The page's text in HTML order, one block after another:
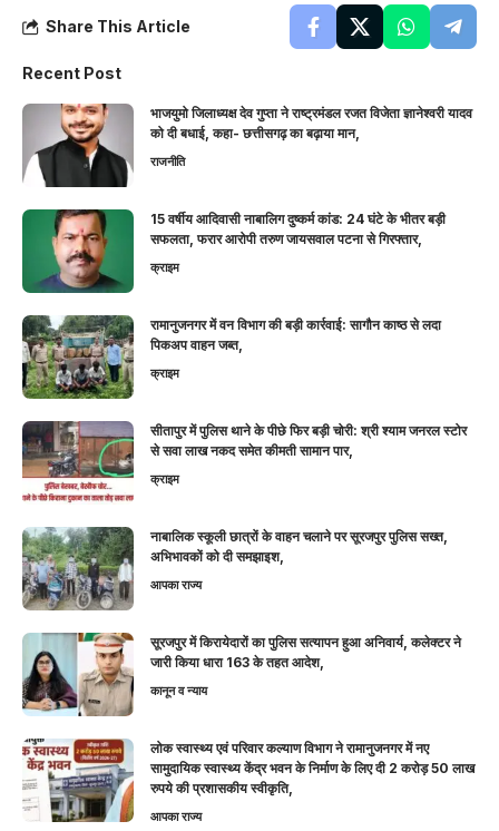
Share This Article
Recent Post
भाजयुमो जिलाध्यक्ष देव गुप्ता ने राष्ट्रमंडल रजत विजेता ज्ञानेश्वरी यादव
को दी बधाई, कहा- छत्तीसगढ़ का बढ़ाया मान,
राजनीति
15 वर्षीय आदिवासी नाबालिग दुष्कर्म कांड: 24 घंटे के भीतर बड़ी
सफलता, फरार आरोपी तरुण जायसवाल पटना से गिरफ्तार,
क्राइम
रामानुजनगर में वन विभाग की बड़ी कार्रवाई: सागौन काष्ठ से लदा
पिकअप वाहन जब्त,
क्राइम
सीतापुर में पुलिस थाने के पीछे फिर बड़ी चोरी: श्री श्याम जनरल स्टोर
से सवा लाख नकद समेत कीमती सामान पार,
क्राइम
नाबालिक स्कूली छात्रों के वाहन चलाने पर सूरजपुर पुलिस सख्त,
अभिभावकों को दी समझाइश,
आपका राज्य
सूरजपुर में किरायेदारों का पुलिस सत्यापन हुआ अनिवार्य, कलेक्टर ने
जारी किया धारा 163 के तहत आदेश,
कानून व न्याय
लोक स्वास्थ्य एवं परिवार कल्याण विभाग ने रामानुजनगर में नए
सामुदायिक स्वास्थ्य केंद्र भवन के निर्माण के लिए दी 2 करोड़ 50 लाख
रुपये की प्रशासकीय स्वीकृति,
आपका राज्य